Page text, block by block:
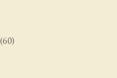
(60)